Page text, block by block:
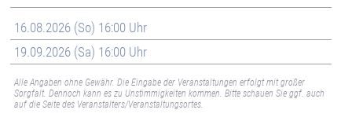
16.08.2026 (So) 16:00 Uhr
19.09.2026 (Sa) 16:00 Uhr
Alle Angaben ohne Gewähr. Die Eingabe der Veranstaltungen erfolgt mit großer
Sorgfalt. Dennoch kann es zu Unstimmigkeiten kommen. Bitte schauen Sie ggf. auch
auf die Seite des Veranstalters/Veranstaltungsortes.